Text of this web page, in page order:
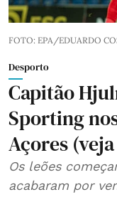
FOTO: EPA/EDUARDO
Desporto
Capitão
Sporting
Açores
Os leões
acabaram por